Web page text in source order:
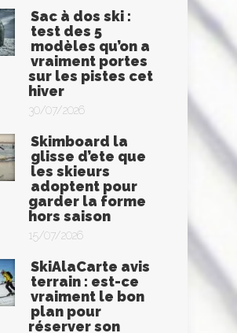
Sac à dos ski :
test des 5
modèles qu’on a
vraiment portes
sur les pistes cet
hiver
30/07/2026
Skimboard la
glisse d’ete que
les skieurs
adoptent pour
garder la forme
hors saison
15/07/2026
SkiAlaCarte avis
terrain : est-ce
vraiment le bon
plan pour
réserver son